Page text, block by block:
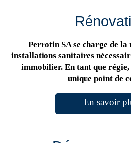
Perrotin SA se charge de la
installations sanitaires
immobilier. En tant que régie,
unique point de
En savoir